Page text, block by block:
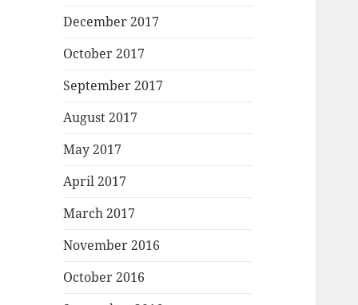
December 2017
October 2017
September 2017
August 2017
May 2017
April 2017
March 2017
November 2016
October 2016